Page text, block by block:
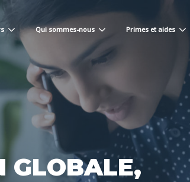
Qui sommes-nous Primes et aides
GLOBALE,